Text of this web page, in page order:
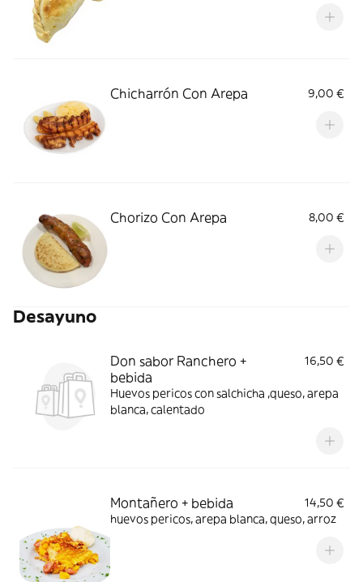
Chicharrón Con Arepa 9,00 €
Chorizo Con Arepa 8,00 €
Desayuno
Don sabor Ranchero +
bebida
16,50 €
Huevos pericos con salchicha ,queso, arepa
blanca, calentado
Montañero + bebida
14,50 €
huevos pericos, arepa blanca, queso, arroz